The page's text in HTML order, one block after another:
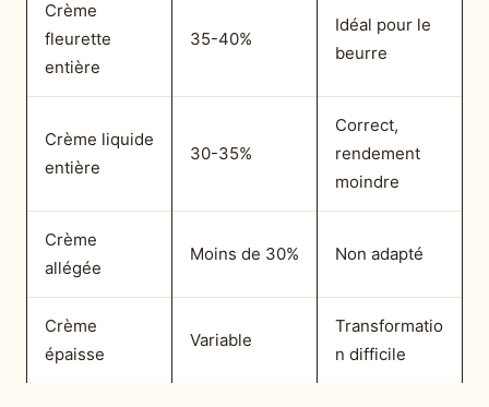
Crème
fleurette
entière
35-40%
Idéal pour le
beurre
Crème liquide
entière
30-35%
Correct,
rendement
moindre
Crème
allégée
Moins de 30% Non adapté
Crème
épaisse
Variable
Transformatio
n difficile